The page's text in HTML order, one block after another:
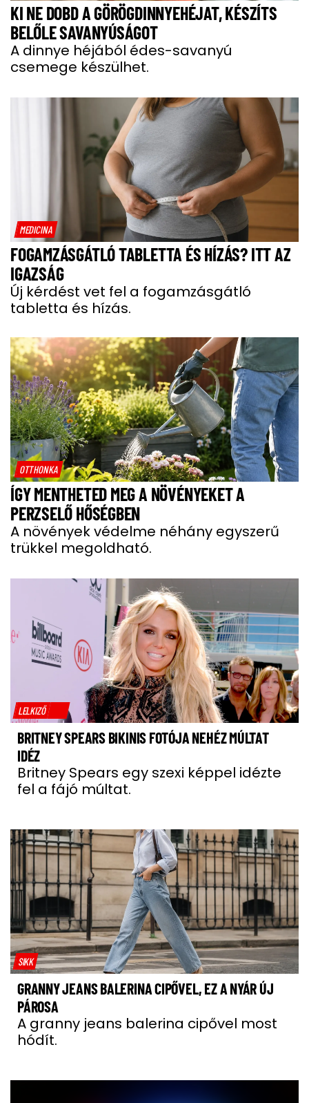
KI NE DOBD A GÖRÖGDINNYEHÉJAT, KÉSZÍTS
BELŐLE SAVANYÚSÁGOT
A dinnye héjából édes-savanyú
csemege készülhet.
MEDICINA
FOGAMZÁSGÁTLÓ TABLETTA ÉS HÍZÁS? ITT AZ
IGAZSÁG
Új kérdést vet fel a fogamzásgátló
tabletta és hízás.
OTTHONKA
ÍGY MENTHETED MEG A NÖVÉNYEKET A
PERZSELŐ HŐSÉGBEN
A növények védelme néhány egyszerű
trükkel megoldható.
LELKIZŐ
BRITNEY SPEARS BIKINIS FOTÓJA NEHÉZ MÚLTAT
IDÉZ
Britney Spears egy szexi képpel idézte
fel a fájó múltat.
SIKK
GRANNY JEANS BALERINA CIPŐVEL, EZ A NYÁR ÚJ
PÁROSA
A granny jeans balerina cipővel most
hódít.